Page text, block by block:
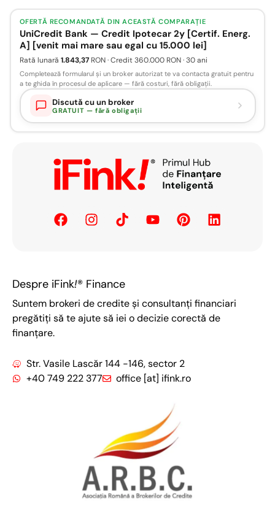
OFERTĂ RECOMANDATĂ DIN ACEASTĂ COMPARAȚIE
UniCredit Bank — Credit Ipotecar 2y [Certif. Energ.
A] [venit mai mare sau egal cu 15.000 lei]
Rată lunară 1.843,37RON · Credit 360.000 RON · 30 ani
Completează formularul și un broker autorizat te va contacta gratuit pentru
a te ghida în procesul de aplicare — fără costuri, fără obligații.
Discută cu un broker
GRATUIT — fără obligații
Despre iFink!® Finance
Suntem brokeri de credite și consultanți financiari
pregătiți să te ajute să iei o decizie corectă de
finanțare.
Str. Vasile Lascăr 144 -146, sector 2
+40 749 222 377
office [at] ifink.ro